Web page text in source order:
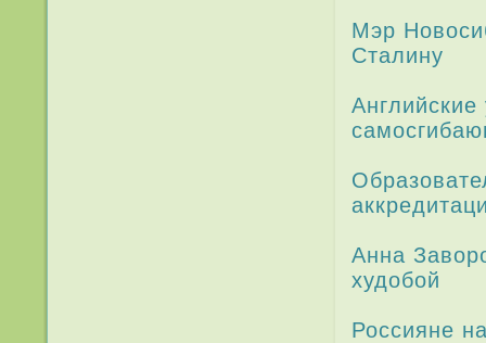
Мэр
Сталину
Анна
худобой
Россияне